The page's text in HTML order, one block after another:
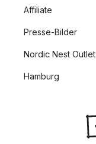
Affiliate
Presse-Bilder
Nordic Nest Outlet
Hamburg